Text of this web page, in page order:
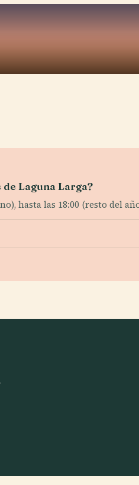
Laguna Larga?
hasta las 18:00 (resto del